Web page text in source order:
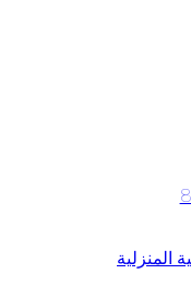
المنزلية